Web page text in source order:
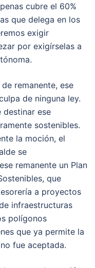
cubre el 60%
que delega en los
exigir
por exigírselas a
remanente, ese
de ninguna ley.
destinar ese
sostenibles.
la moción, el
se
remanente un Plan
que
a proyectos
infraestructuras
polígonos
que ya permite la
fue aceptada.